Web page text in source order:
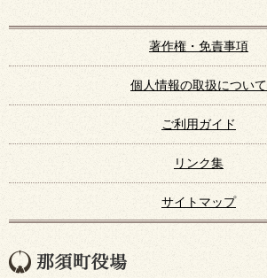
著作権・免責事項
個人情報の取扱について
ご利用ガイド
リンク集
サイトマップ